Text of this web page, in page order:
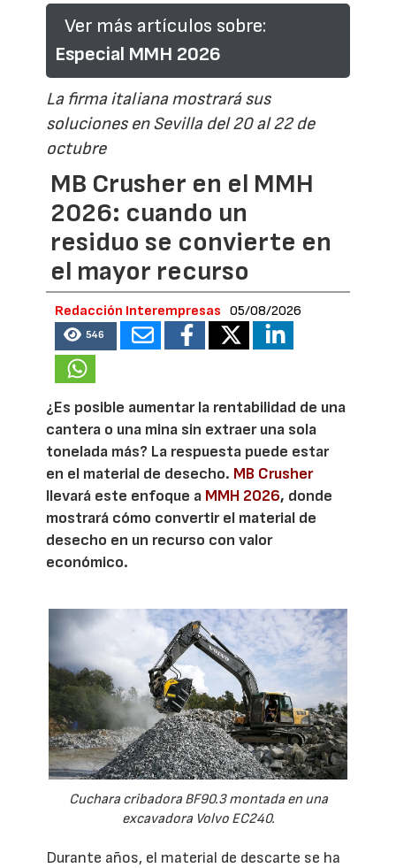
Ver más artículos sobre:
Especial MMH 2026
La firma italiana mostrará sus
soluciones en Sevilla del 20 al 22 de
octubre
MB Crusher en el MMH
2026: cuando un
residuo se convierte en
el mayor recurso
Redacción Interempresas 05/08/2026
546
¿Es posible aumentar la rentabilidad de una
cantera o una mina sin extraer una sola
tonelada más? La respuesta puede estar
en el material de desecho. MB Crusher
llevará este enfoque a MMH 2026, donde
mostrará cómo convertir el material de
desecho en un recurso con valor
económico.
Cuchara cribadora BF90.3 montada en una
excavadora Volvo EC240.
Durante años, el material de descarte se ha